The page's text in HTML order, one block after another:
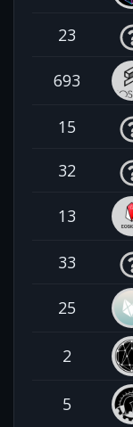
23
693
15
32
13
33
25
2
5